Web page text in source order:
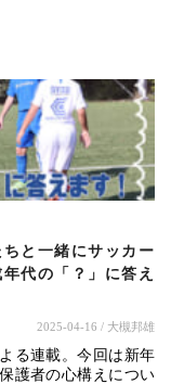
と一緒にサッカー
代の「？」に答え
2025-04-16 / 大槻邦雄
る連載。今回は新年
護者の心構えについ